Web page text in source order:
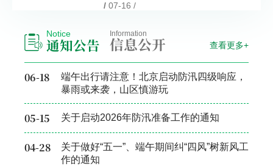
/ 07-16 /
Notice
通知公告
Information
信息公开 查看更多+
06-18
端午出行请注意！北京启动防汛四级响应，
暴雨或来袭，山区慎游玩
05-15 关于启动2026年防汛准备工作的通知
04-28
关于做好“五一”、端午期间纠“四风”树新风工
作的通知